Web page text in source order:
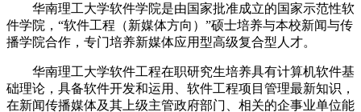
华南理工大学软件学院是由国家批准成立的国家示范性软
件学院，“软件工程（新媒体方向）”硕士培养与本校新闻与传
播学院合作，专门培养新媒体应用型高级复合型人才。
华南理工大学软件工程在职研究生培养具有计算机软件基
础理论，具备软件开发和运用、软件工程项目管理最新知识，
在新闻传播媒体及其上级主管政府部门、相关的企事业单位能